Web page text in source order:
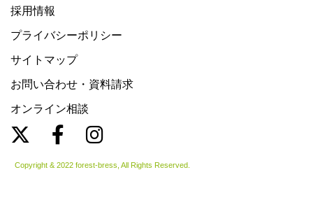
採用情報
プライバシーポリシー
サイトマップ
お問い合わせ・資料請求
オンライン相談
Copyright & 2022 forest-bress, All Rights Reserved.